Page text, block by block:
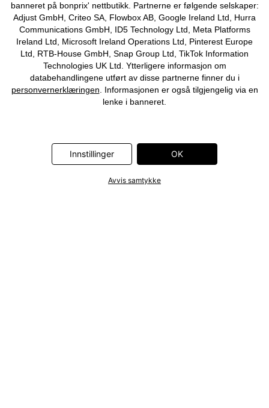
banneret på bonprix' nettbutikk. Partnerne er følgende selskaper:
Adjust GmbH, Criteo SA, Flowbox AB, Google Ireland Ltd, Hurra
Communications GmbH, ID5 Technology Ltd, Meta Platforms
Ireland Ltd, Microsoft Ireland Operations Ltd, Pinterest Europe
Ltd, RTB-House GmbH, Snap Group Ltd, TikTok Information
Technologies UK Ltd. Ytterligere informasjon om
databehandlingene utført av disse partnerne finner du i
personvernerklæringen . Informasjonen er også tilgjengelig via en
lenke i banneret.
Innstillinger OK
Avvis samtykke